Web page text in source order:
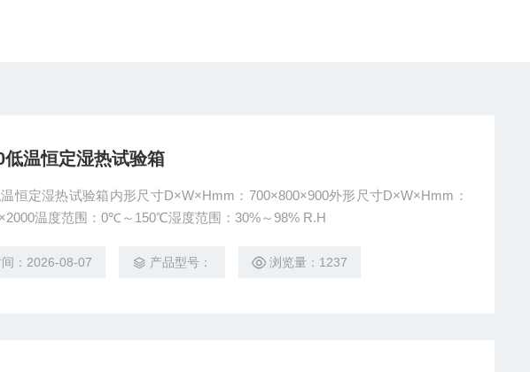
低温恒定湿热试验箱
恒定湿热试验箱内形尺寸D×W×Hmm：700×800×900外形尺寸D×W×Hmm：
温度范围：0℃～150℃湿度范围：30%～98% R.H
：2026-08-07 产品型号： 浏览量：1237